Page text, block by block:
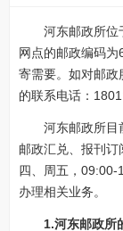
河东邮政所位
网点的邮政编码
寄需要。如对邮政
的联系电话：
河东邮政所目
邮政汇兑、报刊
四、周五，09:00-
办理相关业务。
1.河东邮政所